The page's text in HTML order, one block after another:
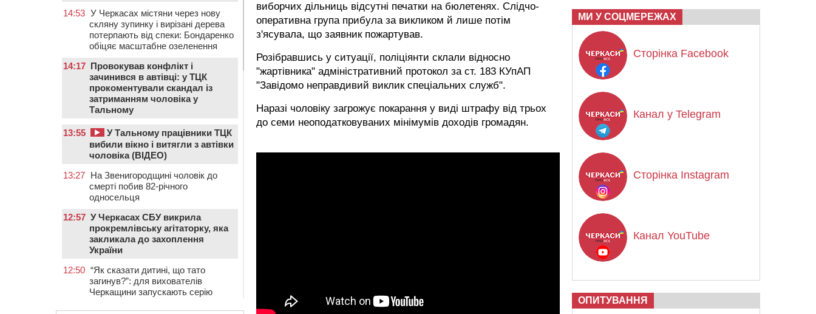
виборчих дільниць відсутні печатки на бюлетенях. Слідчо-
оперативна група прибула за викликом й лише потім
з'ясувала, що заявник пожартував.
Розібравшись у ситуації, поліціянти склали відносно
"жартівника" адміністративний протокол за ст. 183 КУпАП
"Завідомо неправдивий виклик спеціальних служб".
Наразі чоловіку загрожує покарання у виді штрафу від трьох
до семи неоподатковуваних мінімумів доходів громадян.
14:53 У Черкасах містяни через нову
скляну зупинку і вирізані дерева
потерпають від спеки: Бондаренко
обіцяє масштабне озеленення
14:17 Провокував конфлікт і
зачинився в автівці: у ТЦК
прокоментували скандал із
затриманням чоловіка у
Тальному
13:55
У Тальному працівники ТЦК
вибили вікно і витягли з автівки
чоловіка (ВІДЕО)
13:27 На Звенигородщині чоловік до
смерті побив 82-річного
односельця
12:57 У Черкасах СБУ викрила
прокремлівську агітаторку, яка
закликала до захоплення
України
12:50 “Як сказати дитині, що тато
загинув?”: для вихователів
Черкащини запускають серію
МИ У СОЦМЕРЕЖАХ
Сторінка Facebook
Канал у Telegram
Сторінка Instagram
Канал YouTube
ОПИТУВАННЯ